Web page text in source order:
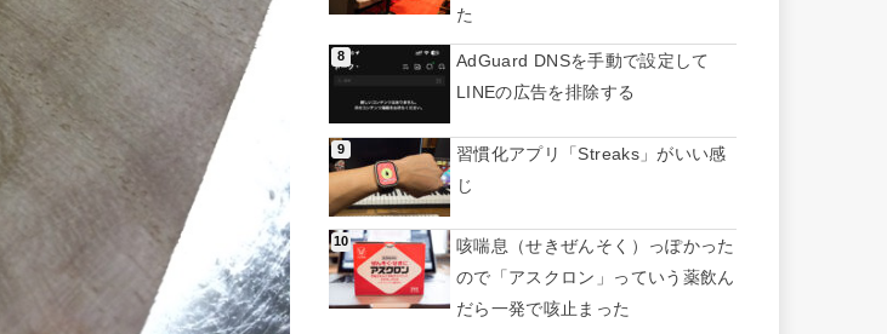
た
AdGuard DNSを手動で設定して
LINEの広告を排除する
習慣化アプリ「Streaks」がいい感
じ
咳喘息（せきぜんそく）っぽかった
ので「アスクロン」っていう薬飲ん
だら一発で咳止まった